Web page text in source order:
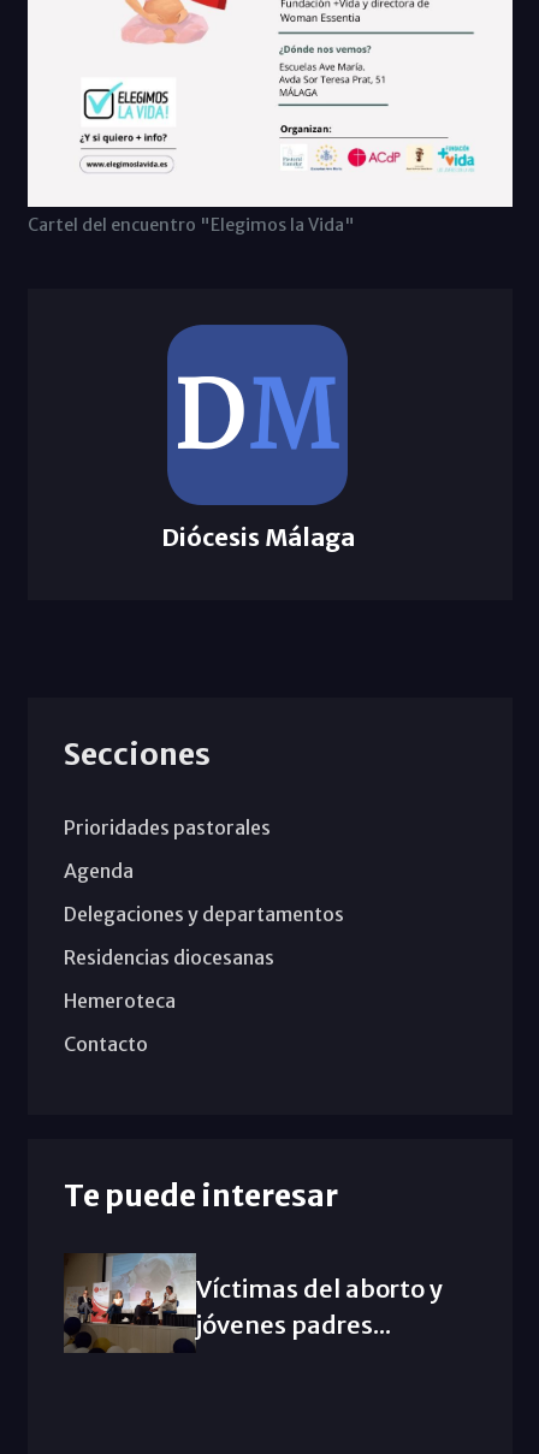
Cartel del encuentro "Elegimos la Vida"
Diócesis Málaga
Secciones
Prioridades pastorales
Agenda
Delegaciones y departamentos
Residencias diocesanas
Hemeroteca
Contacto
Te puede interesar
Víctimas del aborto y
jóvenes padres...